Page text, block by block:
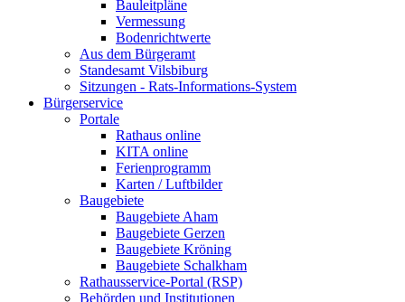
Bauleitpläne
Vermessung
Bodenrichtwerte
Aus dem Bürgeramt
Standesamt Vilsbiburg
Sitzungen - Rats-Informations-System
Bürgerservice
Portale
Rathaus online
KITA online
Ferienprogramm
Karten / Luftbilder
Baugebiete
Baugebiete Aham
Baugebiete Gerzen
Baugebiete Kröning
Baugebiete Schalkham
Rathausservice-Portal (RSP)
Behörden und Institutionen